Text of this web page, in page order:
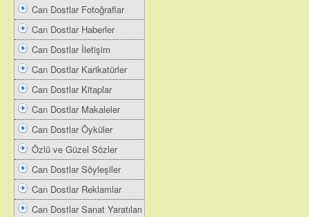
Can Dostlar Fotoğraflar
Can Dostlar Haberler
Can Dostlar İletişim
Can Dostlar Karikatürler
Can Dostlar Kitaplar
Can Dostlar Makaleler
Can Dostlar Öyküler
Özlü ve Güzel Sözler
Can Dostlar Söyleşiler
Can Dostlar Reklamlar
Can Dostlar Sanat Yaratıları